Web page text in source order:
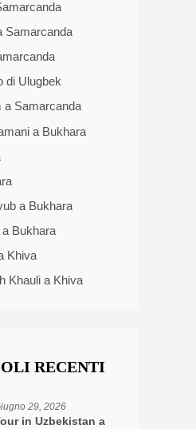
Samarcanda
di Ulugbek
a Samarcanda
a Bukhara
a Bukhara
Bukhara
Khiva
Khauli a Khiva
RECENTI
29, 2026
in Uzbekistan a